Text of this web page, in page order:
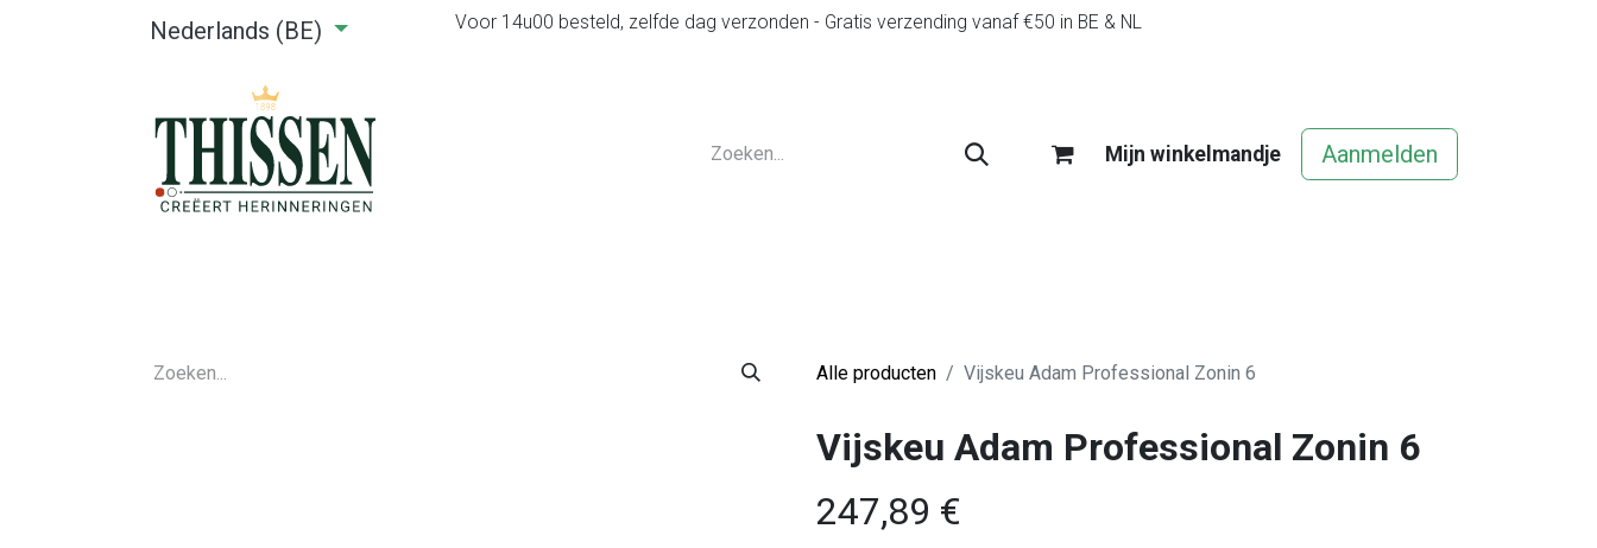
Nederlands (BE) Voor 14u00 besteld, zelfde dag verzonden - Gratis verzending vanaf €50 in BE & NL
Mijn winkelmandje Aanmelden
Alle producten Vijskeu Adam Professional Zonin 6
Vijskeu Adam Professional Zonin 6
247,89 €